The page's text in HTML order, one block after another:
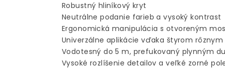
Robustný hliníkový kryt
Neutrálne podanie farieb a vysoký kontrast
Ergonomická manipulácia s otvoreným
Univerzálne aplikácie vďaka štyrom
Vodotesný do 5 m, prefukovaný plynným
Vysoké rozlíšenie detailov a veľké zorné